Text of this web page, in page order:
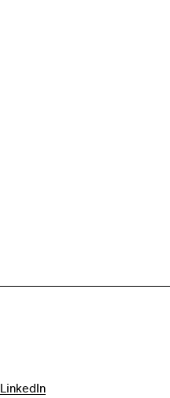
LinkedIn